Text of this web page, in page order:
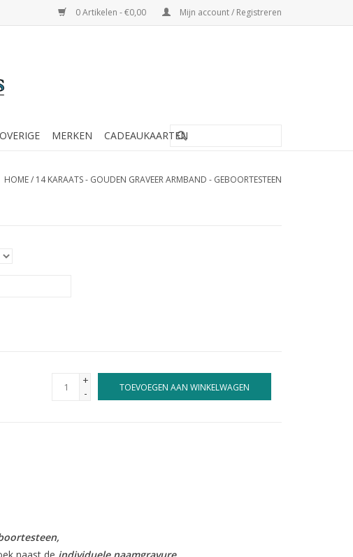
0 Artikelen - €0,00 Mijn account / Registreren
OVERIGE MERKEN CADEAUKAARTEN
HOME/ 14 KARAATS - GOUDEN GRAVEER ARMBAND - GEBOORTESTEEN
+
-
TOEVOEGEN AAN WINKELWAGEN
,